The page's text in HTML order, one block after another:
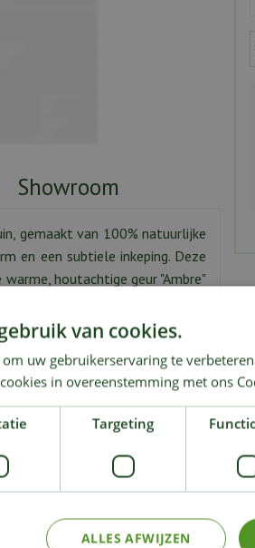
Showroom
gemaakt van 100% natuurlijke
en een subtiele inkeping. Deze
houtachtige geur "Ambre"
momenten.
en betoverende geur.
KIJK OOK EENS NAAR:
van cookies.
uw gebruikerservaring te
in overeenstemming met ons
Targeting
ALLES AFWIJZEN